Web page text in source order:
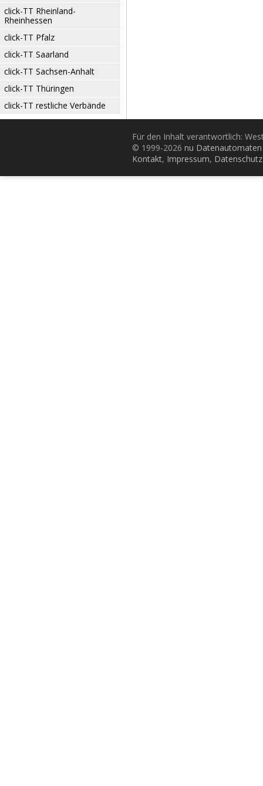
click-TT Rheinland-
Rheinhessen
click-TT Pfalz
click-TT Saarland
click-TT Sachsen-Anhalt
click-TT Thüringen
click-TT restliche Verbände
Für den Inhalt verantwortlich:
© 1999-2026 nu
Kontakt, Impressum, Datenschutz